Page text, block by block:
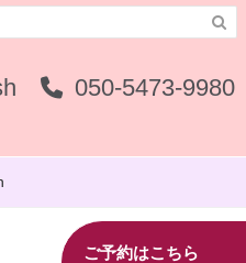

050-5473-9980
ご予約はこちら